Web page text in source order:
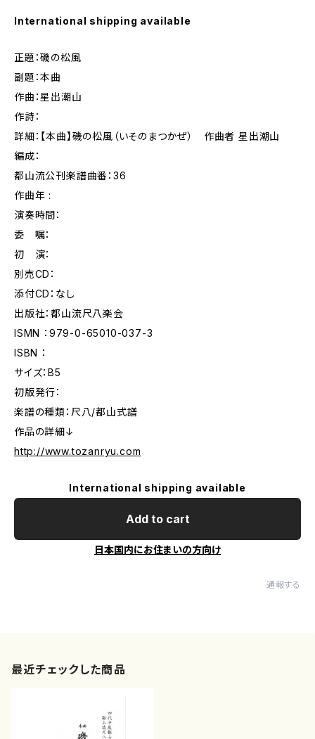
International shipping available
正題：磯の松風
副題：本曲
作曲：星出潮山
作詩：
詳細：【本曲】磯の松風（いそのまつかぜ） 作曲者 星出潮山
編成：
都山流公刊楽譜曲番：36
作曲年 :
演奏時間：
委 嘱：
初 演：
別売CD：
添付CD：なし
出版社：都山流尺八楽会
ISMN ：979-0-65010-037-3
ISBN ：
サイズ：B5
初版発行：
楽譜の種類：尺八/都山式譜
作品の詳細↓
http://www.tozanryu.com
International shipping available
Add to cart
日本国内にお住まいの方向け
通報する
最近チェックした商品